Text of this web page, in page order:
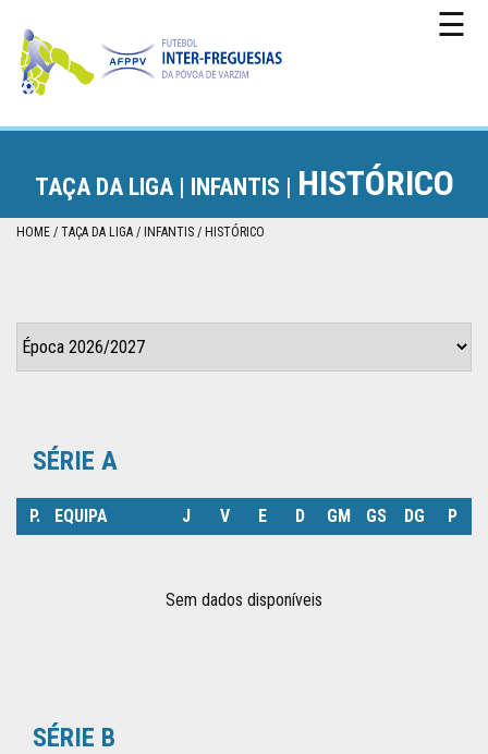
CAMPEONATO
PÓVOA
LIGA
SUPERTAÇA
SOMOS
☰
TAÇA DA LIGA | INFANTIS | HISTÓRICO
HOME TAÇA DA LIGA INFANTIS HISTÓRICO
SÉRIE A
P. EQUIPA J V E D GM GS DG P
Sem dados disponíveis
SÉRIE B